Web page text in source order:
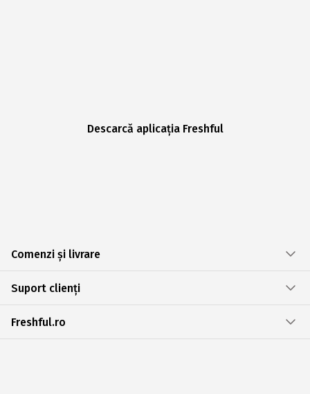
Descarcă aplicația Freshful
Comenzi și livrare
Suport clienți
Freshful.ro